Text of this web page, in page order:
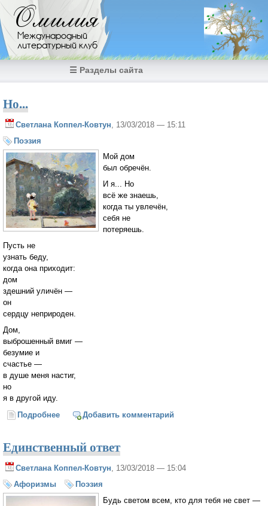
Перейти к основному содержанию
Омилия
Международный
литературный клуб
☰ Разделы сайта
Но...
Светлана Коппел-Ковтун , 13/03/2018 — 15:11
Поэзия
Мой дом
был обречён.
И я... Но
всё же знаешь,
когда ты увлечён,
себя не
потеряешь.
Пусть не
узнать беду,
когда она приходит:
дом
здешний уличён —
он
сердцу неприроден.
Дом,
выброшенный вмиг —
безумие и
счастье —
в душе меня настиг,
но
я в другой иду.
Подробнее о Но...Добавить комментарий
Единственный ответ
Светлана Коппел-Ковтун, 13/03/2018 — 15:04
Афоризмы
Поэзия
Будь светом всем, кто для тебя не свет —